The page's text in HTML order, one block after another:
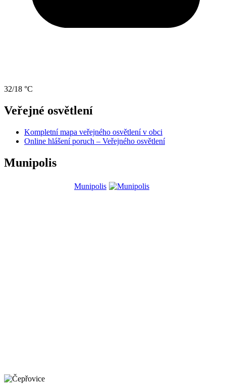
32/18 °C
Veřejné osvětlení
Kompletní mapa veřejného osvětlení v obci
Online hlášení poruch – Veřejného osvětlení
Munipolis
Munipolis